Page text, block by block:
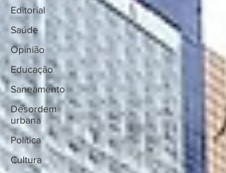
Editorial
Saúde
Opinião
Educação
Saneamento
Desordem
urbana
Política
Cultura